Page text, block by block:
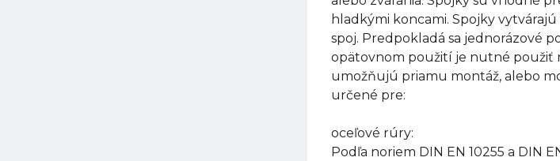
hladkými koncami. Spojky
spoj. Predpokladá sa jednorázové
opätovnom použití je nutné použiť
umožňujú priamu montáž, alebo
určené pre:
oceľové rúry:
Podľa noriem DIN EN 10255 a DIN